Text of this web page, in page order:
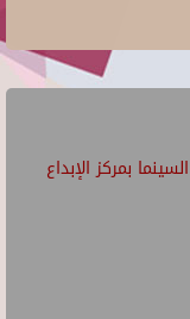
بمركز الإبداع